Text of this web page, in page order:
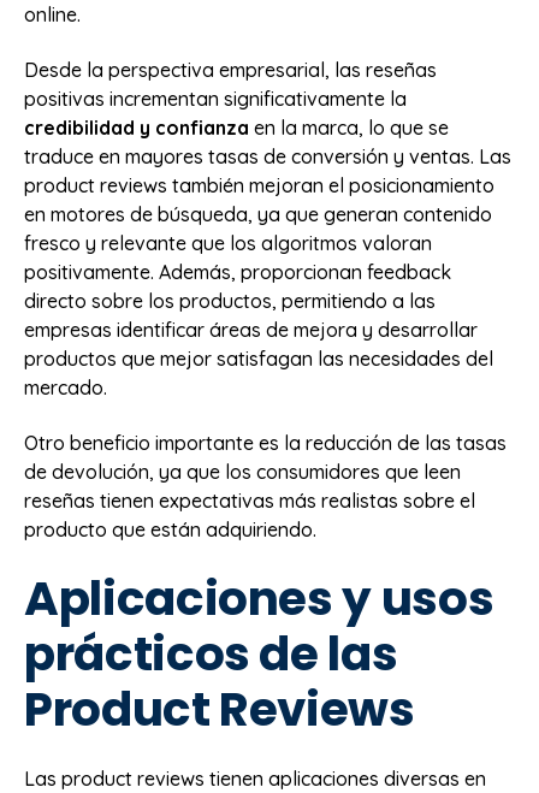
online.
Desde la perspectiva empresarial, las reseñas
positivas incrementan significativamente la
credibilidad y confianza en la marca, lo que se
traduce en mayores tasas de conversión y ventas. Las
product reviews también mejoran el posicionamiento
en motores de búsqueda, ya que generan contenido
fresco y relevante que los algoritmos valoran
positivamente. Además, proporcionan feedback
directo sobre los productos, permitiendo a las
empresas identificar áreas de mejora y desarrollar
productos que mejor satisfagan las necesidades del
mercado.
Otro beneficio importante es la reducción de las tasas
de devolución, ya que los consumidores que leen
reseñas tienen expectativas más realistas sobre el
producto que están adquiriendo.
Aplicaciones y usos
prácticos de las
Product Reviews
Las product reviews tienen aplicaciones diversas en